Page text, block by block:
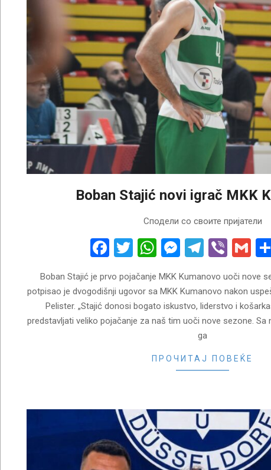
Boban Stajić novi igrač MKK
Сподели со своите пријатели
Facebook
Twitter
WhatsApp
Messenger
Viber
Boban Stajić je prvo pojačanje MKK Kumanovo uoči nove
potpisao je dvogodišnji ugovor sa MKK Kumanovo nakon
Pelister. „Stajić donosi bogato iskustvo, liderstvo i
predstavljati veliko pojačanje za naš tim uoči nove sezone. Sa
ga
ПРОЧИТАЈ ПОВЕЌЕ